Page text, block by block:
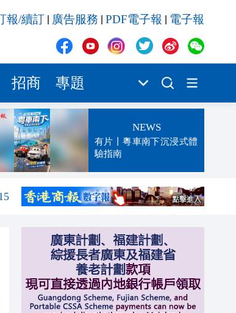
報/續訂 廣告服務 PDF電子報 電子報
招商 專題
NEWS
有片丨粵車南下沉浸式體
驗指南